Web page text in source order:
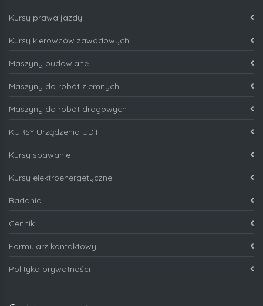
Kursy prawa jazdy
Kursy kierowców zawodowych
Maszyny budowlane
Maszyny do robót ziemnych
Maszyny do robót drogowych
KURSY Urządzenia UDT
Kursy spawanie
Kursy elektroenergetyczne
Badania
Cennik
Formularz kontaktowy
Polityka prywatności